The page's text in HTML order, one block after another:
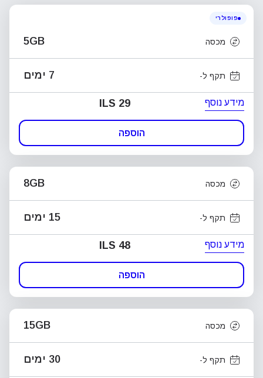
פופולרי
מכסה 5GB
תקף ל- 7 ימים
מידע נוסף ILS 29
הוספה
מכסה 8GB
תקף ל- 15 ימים
מידע נוסף ILS 48
הוספה
מכסה 15GB
תקף ל- 30 ימים